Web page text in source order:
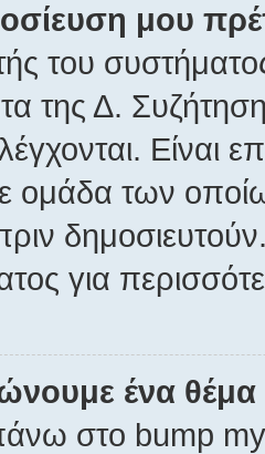
μου
του
της Δ.
Είναι
ομάδα των
για
ένα
στο bump